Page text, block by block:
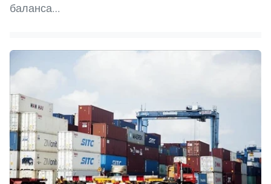
баланса…